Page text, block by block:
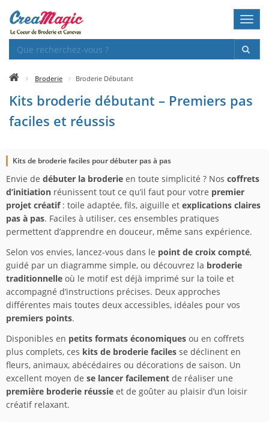
Broderie Broderie Débutant
Kits broderie débutant – Premiers pas
faciles et réussis
Kits de broderie faciles pour débuter pas à pas
Envie de débuter la broderie en toute simplicité ? Nos coffrets
d’initiation réunissent tout ce qu’il faut pour votre premier
projet créatif: toile adaptée, fils, aiguille et explications claires
pas à pas. Faciles à utiliser, ces ensembles pratiques
permettent d’apprendre en douceur, même sans expérience.
Selon vos envies, lancez-vous dans le point de croix compté,
guidé par un diagramme simple, ou découvrez la broderie
traditionnelle où le motif est déjà imprimé sur la toile et
accompagné d’instructions précises. Deux approches
différentes mais toutes deux accessibles, idéales pour vos
premiers points.
Disponibles en petits formats économiques ou en coffrets
plus complets, ces kits de broderie faciles se déclinent en
fleurs, animaux, abécédaires ou décorations de saison. Un
excellent moyen de se lancer facilement de réaliser une
première broderie réussie et de goûter au plaisir d’un loisir
créatif relaxant.